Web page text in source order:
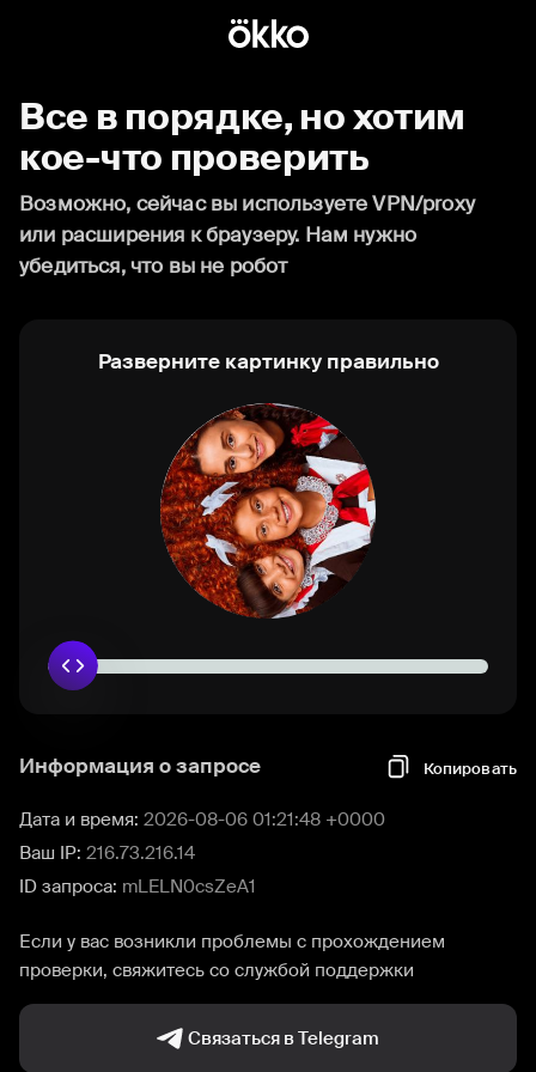
Все в порядке, но хотим
кое-что проверить
Возможно, сейчас вы используете VPN/proxy
или расширения к браузеру. Нам нужно
убедиться, что вы не робот
Разверните картинку правильно
Информация о запросе Копировать
Дата и время: 2026-08-06 01:21:48 +0000
Ваш IP: 216.73.216.14
ID запроса: mLELN0csZeA1
Если у вас возникли проблемы с прохождением
проверки, свяжитесь со службой поддержки
Связаться в Telegram